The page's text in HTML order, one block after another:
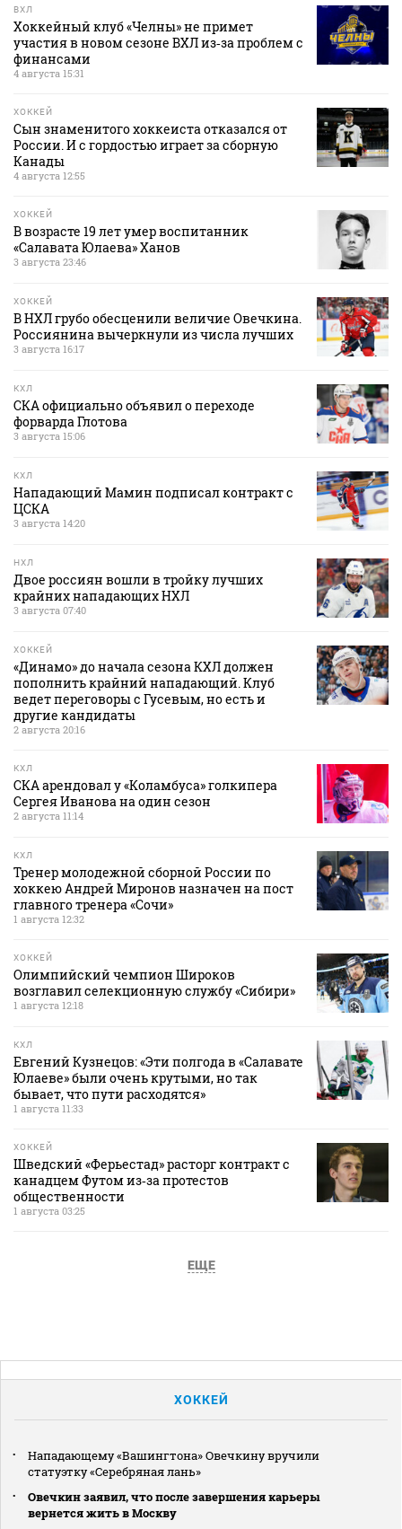
ВХЛ
Хоккейный клуб «Челны» не примет
участия в новом сезоне ВХЛ из‑за проблем с
финансами
4 августа 15:31
ХОККЕЙ
Сын знаменитого хоккеиста отказался от
России. И с гордостью играет за сборную
Канады
4 августа 12:55
ХОККЕЙ
В возрасте 19 лет умер воспитанник
«Салавата Юлаева» Ханов
3 августа 23:46
ХОККЕЙ
В НХЛ грубо обесценили величие Овечкина.
Россиянина вычеркнули из числа лучших
3 августа 16:17
КХЛ
СКА официально объявил о переходе
форварда Глотова
3 августа 15:06
КХЛ
Нападающий Мамин подписал контракт с
ЦСКА
3 августа 14:20
НХЛ
Двое россиян вошли в тройку лучших
крайних нападающих НХЛ
3 августа 07:40
ХОККЕЙ
«Динамо» до начала сезона КХЛ должен
пополнить крайний нападающий. Клуб
ведет переговоры с Гусевым, но есть и
другие кандидаты
2 августа 20:16
КХЛ
СКА арендовал у «Коламбуса» голкипера
Сергея Иванова на один сезон
2 августа 11:14
КХЛ
Тренер молодежной сборной России по
хоккею Андрей Миронов назначен на пост
главного тренера «Сочи»
1 августа 12:32
ХОККЕЙ
Олимпийский чемпион Широков
возглавил селекционную службу «Сибири»
1 августа 12:18
КХЛ
Евгений Кузнецов: «Эти полгода в «Салавате
Юлаеве» были очень крутыми, но так
бывает, что пути расходятся»
1 августа 11:33
ХОККЕЙ
Шведский «Ферьестад» расторг контракт с
канадцем Футом из‑за протестов
общественности
1 августа 03:25
ЕЩЕ
ХОККЕЙ
Нападающему «Вашингтона» Овечкину вручили
статуэтку «Серебряная лань»
Овечкин заявил, что после завершения карьеры
вернется жить в Москву